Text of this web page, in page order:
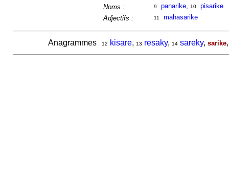
Noms :
9 panarike, 10
pisarike
Adjectifs :
11 mahasarike
Anagrammes 12 kisare, 13 resaky, 14 sareky, sarike